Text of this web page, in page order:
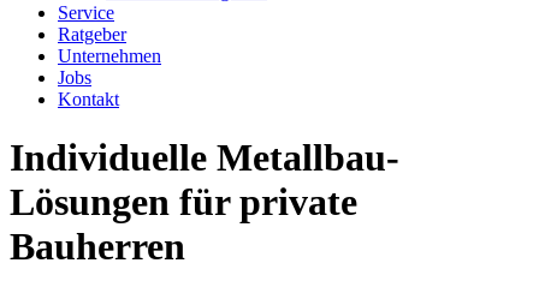
Service
Ratgeber
Unternehmen
Jobs
Kontakt
Individuelle Metallbau-
Lösungen für private
Bauherren